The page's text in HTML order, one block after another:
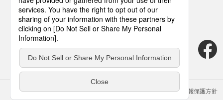
サイトのご利用にあたって クッキーポリシー 個人情報保護方針